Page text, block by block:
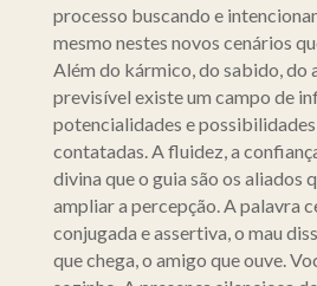
processo buscando e
mesmo nestes novos cenários
Além do kármico, do sabido, do
previsível existe um campo de
potencialidades e possibilidades
contatadas. A fluidez, a
divina que o guia são os aliados
ampliar a percepção. A palavra
conjugada e assertiva, o mau
que chega, o amigo que ouve.